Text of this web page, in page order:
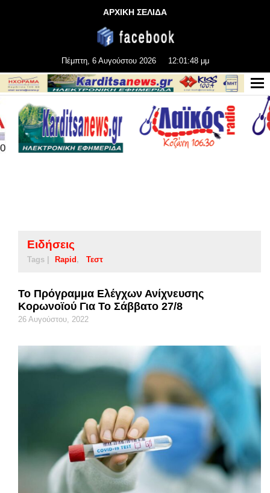
ΑΡΧΙΚΗ ΣΕΛΙΔΑ
Πέμπτη, 6 Αυγούστου 2026 12:01:48 μμ
Ειδήσεις
Tags | Rapid Τεστ
Το Πρόγραμμα Ελέγχων Ανίχνευσης
Κορωνοϊού Για Το Σάββατο 27/8
26 Αυγούστου, 2022